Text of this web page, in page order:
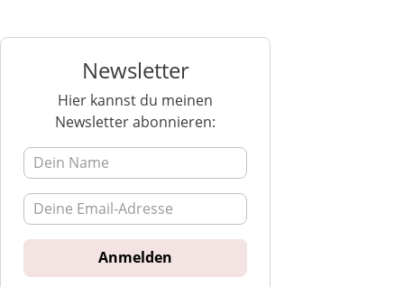
Newsletter
Hier kannst du meinen
Newsletter abonnieren: